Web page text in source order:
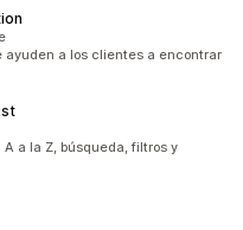
ayuden a los clientes a encontrar
a la Z, búsqueda, filtros y